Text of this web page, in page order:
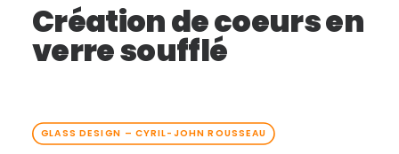
Création de coeurs en
verre soufflé
GLASS DESIGN – CYRIL-JOHN ROUSSEAU